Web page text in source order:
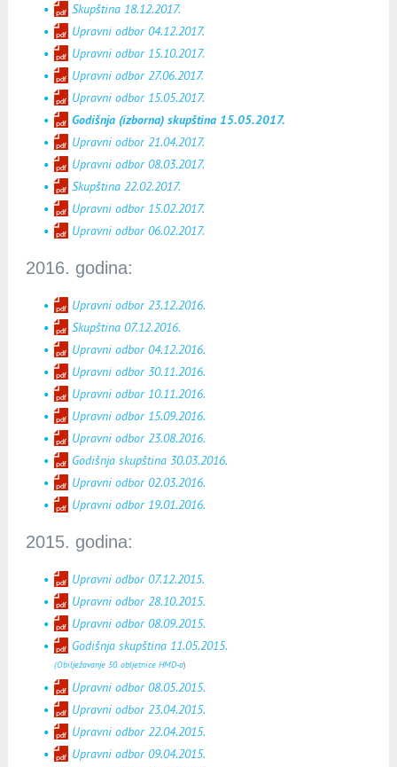
Skupština 18.12.2017.
Upravni odbor 04.12.2017.
Upravni odbor 15.10.2017.
Upravni odbor 27.06.2017.
Upravni odbor 15.05.2017.
Godišnja (izborna) skupština 15.05.2017.
Upravni odbor 21.04.2017.
Upravni odbor 08.03.2017.
Skupština 22.02.2017.
Upravni odbor 15.02.2017.
Upravni odbor 06.02.2017.
2016. godina:
Upravni odbor 23.12.2016.
Skupština 07.12.2016.
Upravni odbor 04.12.2016.
Upravni odbor 30.11.2016.
Upravni odbor 10.11.2016.
Upravni odbor 15.09.2016.
Upravni odbor 23.08.2016.
Godišnja skupština 30.03.2016.
Upravni odbor 02.03.2016.
Upravni odbor 19.01.2016.
2015. godina:
Upravni odbor 07.12.2015.
Upravni odbor 28.10.2015.
Upravni odbor 08.09.2015.
Godišnja skupština 11.05.2015.
(Obilježavanje 50. obljetnice HMD-a)
Upravni odbor 08.05.2015.
Upravni odbor 23.04.2015.
Upravni odbor 22.04.2015.
Upravni odbor 09.04.2015.